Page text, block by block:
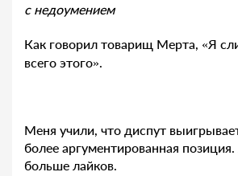
с недоумением
Как говорил товарищ Мерта, «Я
всего этого».
Меня учили, что диспут
более аргументированная позиция.
больше лайков.